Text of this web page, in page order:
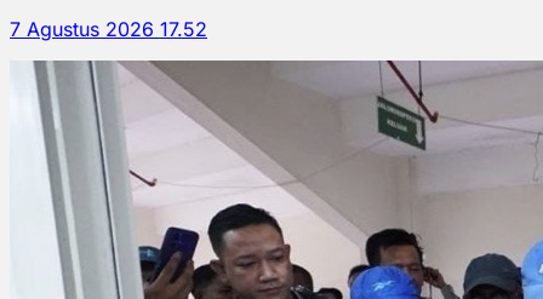
7 Agustus 2026 17.52